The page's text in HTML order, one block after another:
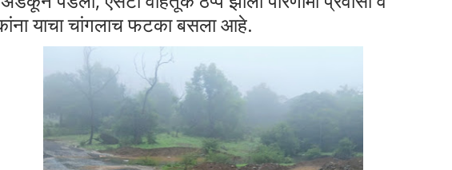
याचा चांगलाच फटका बसला आहे.